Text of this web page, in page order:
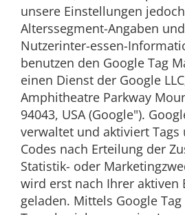
unsere Einstellungen
Alterssegment-Angaben
Nutzerinter-essen-
benutzen den Google Tag
einen Dienst der Google
Amphitheatre Parkway
94043, USA (Google").
verwaltet und aktiviert Tags
Codes nach Erteilung der
Statistik- oder
wird erst nach Ihrer aktiven
geladen. Mittels Google